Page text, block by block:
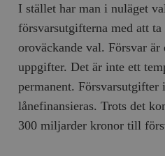
I stället har man i nuläget
försvarsutgifterna med att
oroväckande val. Försvar är
uppgifter. Det är inte ett
permanent. Försvarsutgifter
lånefinansieras. Trots det
300 miljarder kronor till